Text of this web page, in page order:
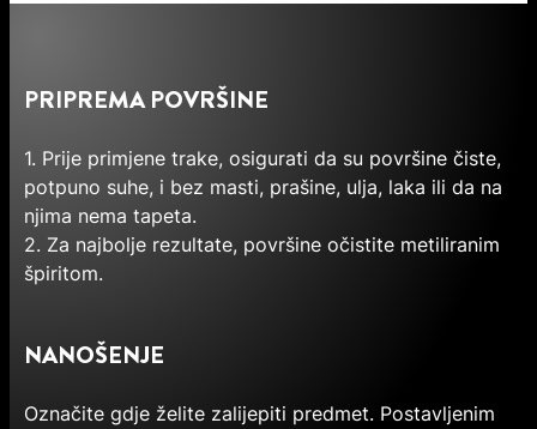
PRIPREMA POVRŠINE
1. Prije primjene trake, osigurati da su površine čiste,
potpuno suhe, i bez masti, prašine, ulja, laka ili da na
njima nema tapeta.
2. Za najbolje rezultate, površine očistite metiliranim
špiritom.
NANOŠENJE
Označite gdje želite zalijepiti predmet. Postavljenim